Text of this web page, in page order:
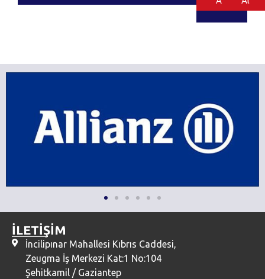
İLETİŞİM
İncilipınar Mahallesi Kıbrıs Caddesi,
Zeugma İş Merkezi Kat:1 No:104
Şehitkamil / Gaziantep